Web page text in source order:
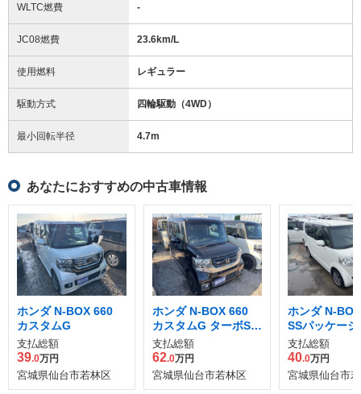
WLTC燃費 -
JC08燃費 23.6km/L
使用燃料 レギュラー
駆動方式 四輪駆動（4WD）
最小回転半径 4.7m
あなたにおすすめの中古車情報
ホンダ N-BOX 660
カスタムG
支払総額
39.0万円
宮城県仙台市若林区
ホンダ N-BOX 660
カスタムG ターボSS
パッケージ ブラック
スタイル4WD
支払総額
62.0万円
宮城県仙台市若林区
ホンダ N-
SSパッケージ
支払総額
40.0万円
宮城県仙台市